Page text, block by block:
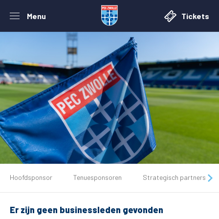
Menu Tickets
Tickets
Matchdays
Hoofdsponsor Tenuesponsoren Strategisch partners
Er zijn geen businessleden gevonden